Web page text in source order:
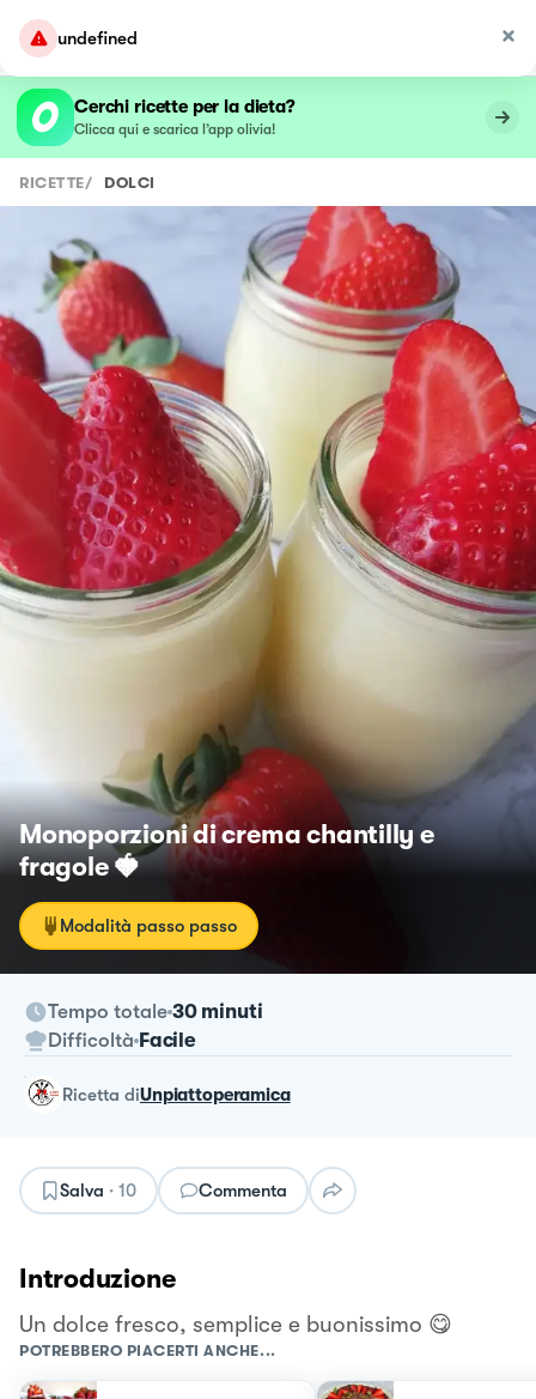
undefined
Cerchi ricette per la dieta?
Clicca qui e scarica l’app olivia!
RICETTE/ DOLCI
Monoporzioni di crema chantilly e
fragole 🍓
Modalità passo passo
Tempo totale 30 minuti
Difficoltà Facile
ricetta diUnpiattoperamica
Salva · 10 Commenta
Introduzione
Un dolce fresco, semplice e buonissimo 😋
POTREBBERO PIACERTI ANCHE...